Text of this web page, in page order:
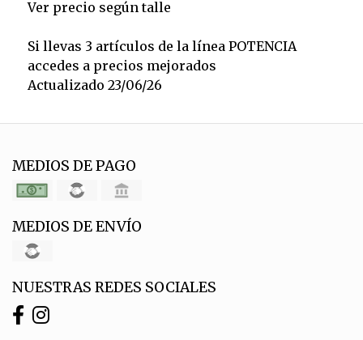
Ver precio según talle
Si llevas 3 artículos de la línea POTENCIA
accedes a precios mejorados
Actualizado 23/06/26
MEDIOS DE PAGO
MEDIOS DE ENVÍO
NUESTRAS REDES SOCIALES